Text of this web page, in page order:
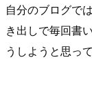
自分のブログで
き出しで毎回書
うしようと思っ